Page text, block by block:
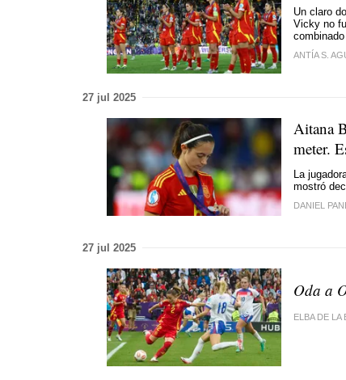
Un claro
Vicky no
ANTÍA S.
27 jul 2025
Aitana
meter.
La
mostró
DANIEL
27 jul 2025
Oda a
ELBA DE LA